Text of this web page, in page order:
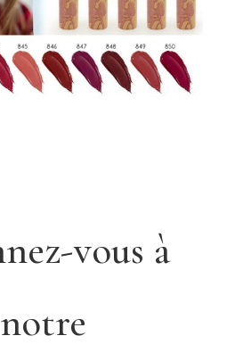
vous à
notre